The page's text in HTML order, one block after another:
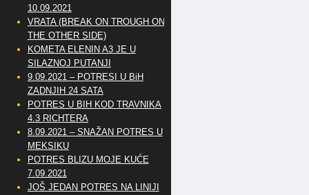
10.09.2021
VRATA (BREAK ON TROUGH ON
THE OTHER SIDE)
KOMETA ELENIN A3 JE U
SILAZNOJ PUTANJI
9.09.2021 – POTRESI U BiH
ZADNJIH 24 SATA
POTRES U BIH KOD TRAVNIKA
4.3 RICHTERA
8.09.2021 – SNAŽAN POTRES U
MEKSIKU
POTRES BLIZU MOJE KUĆE
7.09.2021
JOŠ JEDAN POTRES NA LINIJI